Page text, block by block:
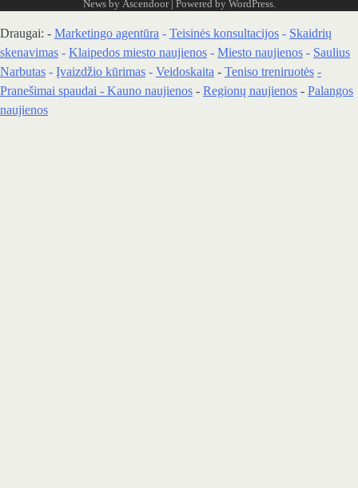
News by Ascendoor| Powered by WordPress.
Draugai: - Marketingo agentūra - Teisinės konsultacijos - Skaidrių
skenavimas - Klaipedos miesto naujienos - Miesto naujienos - Saulius
Narbutas - Įvaizdžio kūrimas - Veidoskaita - Teniso treniruotės -
Pranešimai spaudai - Kauno naujienos - Regionų naujienos - Palangos
naujienos